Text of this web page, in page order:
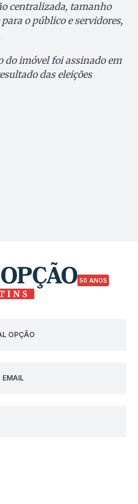
centralizada, tamanho
o público e servidores,
do imóvel foi assinado em
das eleições
50 ANOS
OPÇÃO
EMAIL